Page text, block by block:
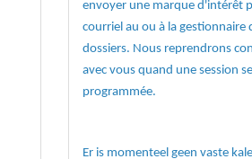
envoyer une marque d'intérêt
courriel au ou à la gestionnaire
dossiers. Nous reprendrons
avec vous quand une session
programmée.
Er is momenteel geen vaste